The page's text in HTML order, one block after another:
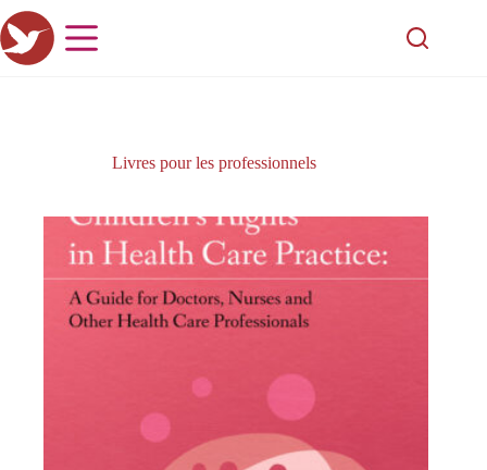
Livres pour les professionnels